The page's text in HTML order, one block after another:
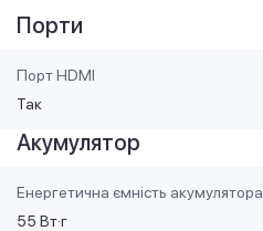
Порти
Порт HDMI
Так
Акумулятор
Енергетична ємність акумулятора
55 Вт·г